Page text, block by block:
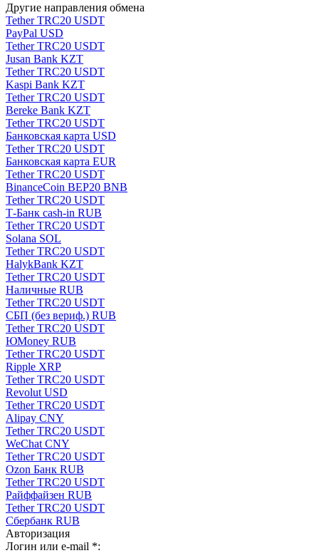
Другие направления обмена
Tether TRC20 USDT
PayPal USD
Tether TRC20 USDT
Jusan Bank KZT
Tether TRC20 USDT
Kaspi Bank KZT
Tether TRC20 USDT
Bereke Bank KZT
Tether TRC20 USDT
Банковская карта USD
Tether TRC20 USDT
Банковская карта EUR
Tether TRC20 USDT
BinanceCoin BEP20 BNB
Tether TRC20 USDT
Т-Банк cash-in RUB
Tether TRC20 USDT
Solana SOL
Tether TRC20 USDT
HalykBank KZT
Tether TRC20 USDT
Наличные RUB
Tether TRC20 USDT
СБП (без вериф.) RUB
Tether TRC20 USDT
ЮMoney RUB
Tether TRC20 USDT
Ripple XRP
Tether TRC20 USDT
Revolut USD
Tether TRC20 USDT
Alipay CNY
Tether TRC20 USDT
WeChat CNY
Tether TRC20 USDT
Ozon Банк RUB
Tether TRC20 USDT
Райффайзен RUB
Tether TRC20 USDT
Сбербанк RUB
Авторизация
Логин или e-mail *: